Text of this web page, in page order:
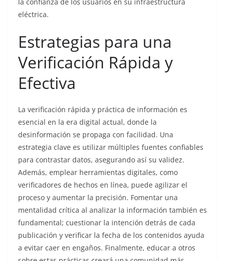
eléctrica.
Estrategias para una
Verificación Rápida y
Efectiva
La verificación rápida y práctica de información es
esencial en la era digital actual, donde la
desinformación se propaga con facilidad. Una
estrategia clave es utilizar múltiples fuentes confiables
para contrastar datos, asegurando así su validez.
Además, emplear herramientas digitales, como
verificadores de hechos en línea, puede agilizar el
proceso y aumentar la precisión. Fomentar una
mentalidad crítica al analizar la información también es
fundamental; cuestionar la intención detrás de cada
publicación y verificar la fecha de los contenidos ayuda
a evitar caer en engaños. Finalmente, educar a otros